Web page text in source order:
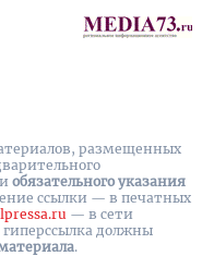
размещенных
обязательного указания
ссылки — в печатных
— в сети
должны
.